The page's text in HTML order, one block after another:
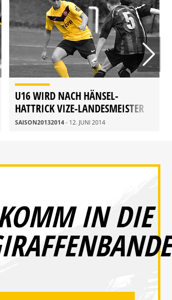
U16 WIRD NACH HÄNSEL-
HATTRICK VIZE-LANDESMEISTER
SAISON20132014- 12. JUNI 2014
IN DIE